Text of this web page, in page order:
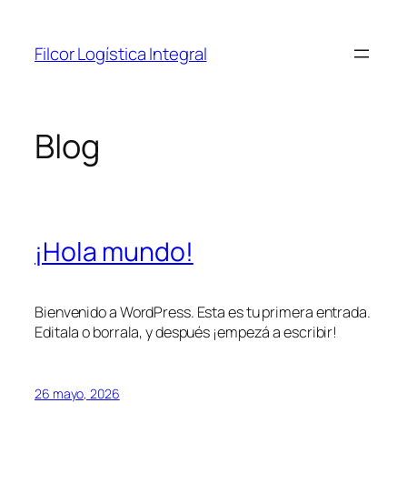
contenido
Filcor Logística Integral
Blog
¡Hola mundo!
Bienvenido a WordPress. Esta es tu primera entrada.
Editala o borrala, y después ¡empezá a escribir!
26 mayo, 2026